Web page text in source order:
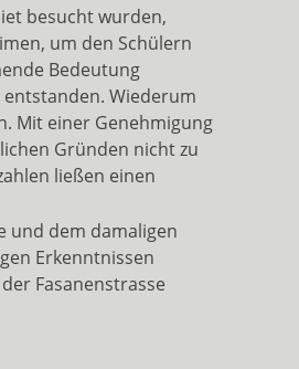
besucht wurden,
um den Schülern
Bedeutung
Wiederum
Mit einer Genehmigung
Gründen nicht zu
ließen einen
und dem damaligen
Erkenntnissen
Fasanenstrasse